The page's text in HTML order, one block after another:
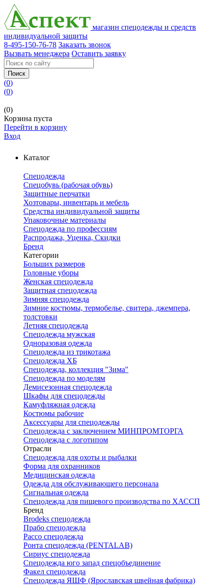
магазин спецодежды и средств
индивидуальной защиты
8-495-150-76-78 Заказать звонок
Вызвать менеджера Оставить заявку
Поиск
(0)
(0)
(0)
Корзина пуста
Перейти в корзину
Вход
Каталог
Спецодежда
Спецобувь (рабочая обувь)
Защитные перчатки
Хозтовары, инвентарь и мебель
Средства индивидуальной защиты
Упаковочные материалы
Спецодежда по профессиям
Распродажа, Уценка, Скидки
Бренд
Категории
Больших размеров
Головные уборы
Женская спецодежда
Защитная спецодежда
Зимняя спецодежда
Зимние костюмы, термобелье, свитера, джемпера,
толстовки
Летняя спецодежда
Спецодежда мужская
Одноразовая одежда
Спецодежда из трикотажа
Спецодежда ХБ
Спецодежда, коллекция "Зима"
Спецодежда по моделям
Демисезонная спецодежда
Шкафы для спецодежды
Камуфляжная одежда
Костюмы рабочие
Аксессуары для спецодежды
Спецодежда с заключением МИНПРОМТОРГА
Спецодежда с логотипом
Отрасли
Спецодежда для охоты и рыбалки
Форма для охранников
Медицинская одежда
Одежда для обслуживающего персонала
Сигнальная одежда
Спецодежда для пищевого производства по ХАССП
Бренд
Brodeks спецодежда
Прабо спецодежда
Рассо спецодежда
Ронта спецодежда (PENTALAB)
Сириус спецодежда
Спецодежда юго запад спецобъединение
Факел спецодежда
Спецодежда ЯШФ (Ярославская швейная фабрика)